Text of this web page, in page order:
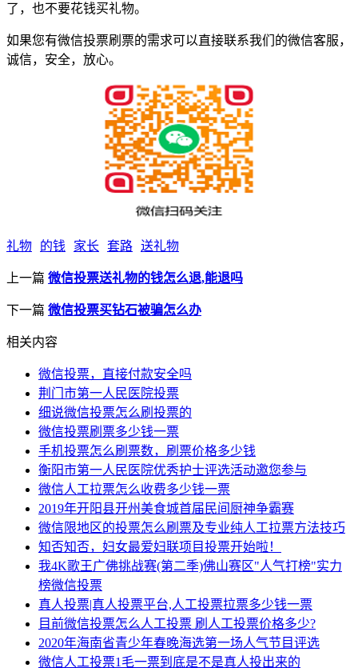
了，也不要花钱买礼物。
如果您有微信投票刷票的需求可以直接联系我们的微信客服，
诚信，安全，放心。
礼物 的钱 家长 套路 送礼物
上一篇 微信投票送礼物的钱怎么退,能退吗
下一篇 微信投票买钻石被骗怎么办
相关内容
微信投票，直接付款安全吗
荆门市第一人民医院投票
细说微信投票怎么刷投票的
微信投票刷票多少钱一票
手机投票怎么刷票数，刷票价格多少钱
衡阳市第一人民医院优秀护士评选活动邀您参与
微信人工拉票怎么收费多少钱一票
2019年开阳县开州美食城首届民间厨神争霸赛
微信限地区的投票怎么刷票及专业纯人工拉票方法技巧
知否知否，妇女最爱妇联项目投票开始啦！
我4K歌王广佛挑战赛(第二季)佛山赛区"人气打榜"实力
榜微信投票
真人投票|真人投票平台,人工投票拉票多少钱一票
目前微信投票怎么人工投票 刷人工投票价格多少?
2020年海南省青少年春晚海选第一场人气节目评选
微信人工投票1毛一票到底是不是真人投出来的